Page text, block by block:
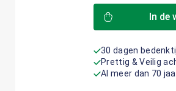
In de
30 dagen
Prettig & Veilig
Al meer dan 70